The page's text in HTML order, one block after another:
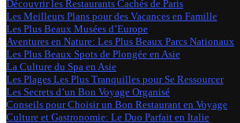
Découvrir les Restaurants Cachés de Paris
Les Meilleurs Plans pour des Vacances en Famille
Les Plus Beaux Musées d’Europe
Aventures en Nature: Les Plus Beaux Parcs Nationaux
Les Plus Beaux Spots de Plongée en Asie
La Culture du Spa en Asie
Les Plages Les Plus Tranquilles pour Se Ressourcer
Les Secrets d’un Bon Voyage Organisé
Conseils pour Choisir un Bon Restaurant en Voyage
Culture et Gastronomie: Le Duo Parfait en Italie